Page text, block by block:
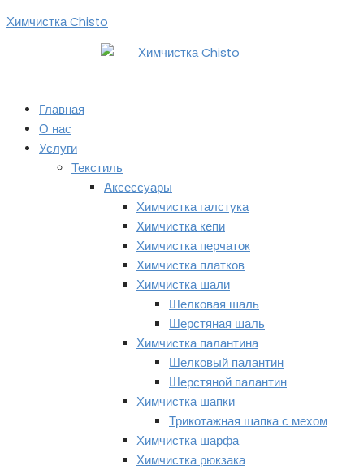
Перейти
Химчистка Chisto
Главная
О нас
Услуги
Текстиль
Аксессуары
Химчистка галстука
Химчистка кепи
Химчистка перчаток
Химчистка платков
Химчистка шали
Шелковая шаль
Шерстяная шаль
Химчистка палантина
Шелковый палантин
Шерстяной палантин
Химчистка шапки
Трикотажная шапка с мехом
Химчистка шарфа
Химчистка рюкзака